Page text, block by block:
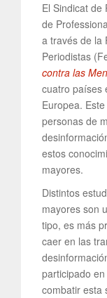
El Sindicat de
de
a través de la
Periodistas
contra las
cuatro países
Europea.
personas de
estos
mayores.
Distintos
mayores son
tipo, es más
caer en las
participado
combatir esta